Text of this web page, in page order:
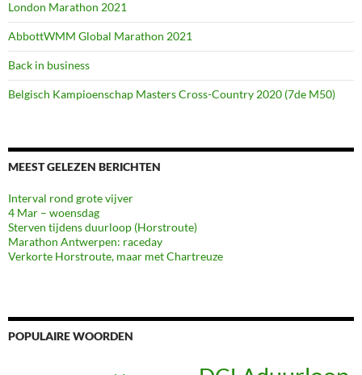
London Marathon 2021
AbbottWMM Global Marathon 2021
Back in business
Belgisch Kampioenschap Masters Cross-Country 2020 (7de M50)
MEEST GELEZEN BERICHTEN
Interval rond grote vijver
4 Mar – woensdag
Sterven tijdens duurloop (Horstroute)
Marathon Antwerpen: raceday
Verkorte Horstroute, maar met Chartreuze
POPULAIRE WOORDEN